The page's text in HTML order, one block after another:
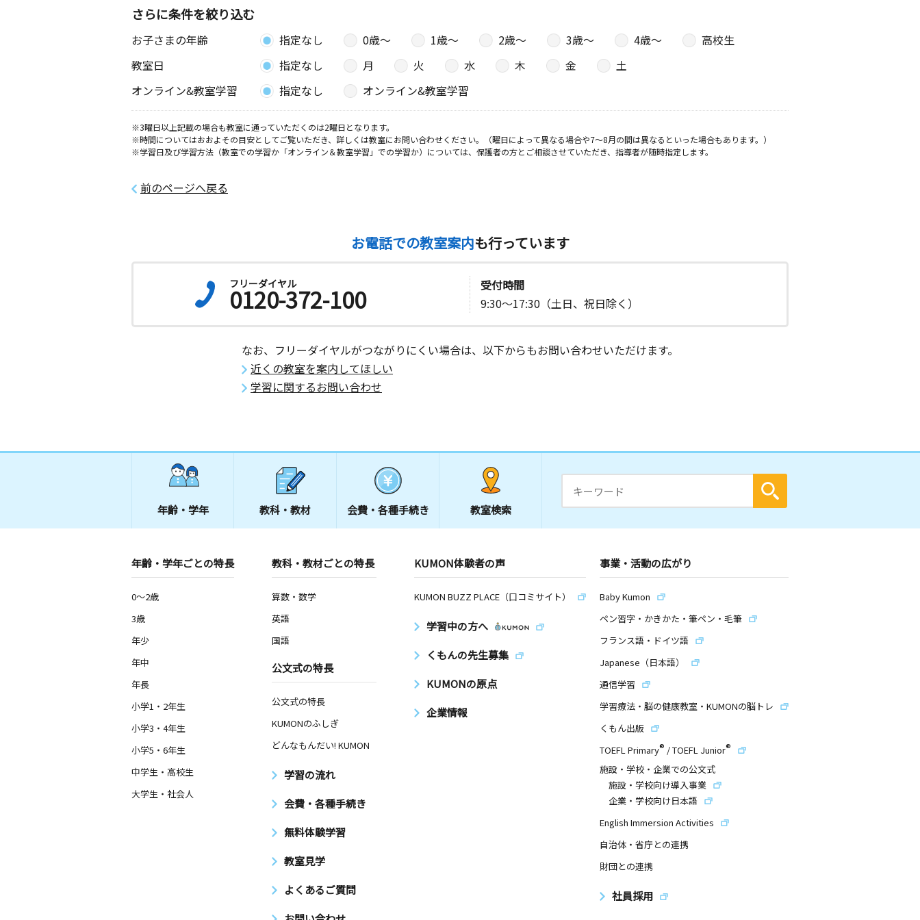
さらに条件を絞り込む
お子さまの年齢 指定なし 0歳〜 1歳〜 2歳〜 3歳〜 4歳〜
高校生
教室日
指定なし 月 火 水 木 金
土
オンライン&教室学習
指定なし オンライン&教室学習
※3曜日以上記載の場合も教室に通っていただくのは2曜日となります。
※時間についてはおおよその目安としてご覧いただき、詳しくは教室にお問い合わせください。（曜日によって異なる場合や7～8月の間は異なるといった場合もあります。）
※学習日及び学習方法（教室での学習か「オンライン＆教室学習」での学習か）については、保護者の方とご相談させていただき、指導者が随時指定します。
前のページへ戻る
お電話での教室案内も行っています
フリーダイヤル
0120-372-100
受付時間
9:30～17:30（土日、祝日除く）
なお、フリーダイヤルがつながりにくい場合は、以下からもお問い合わせいただけます。
近くの教室を案内してほしい
学習に関するお問い合わせ
年齢・学年 教科・教材 会費・ 各種手続き 教室検索
年齢・学年ごとの特長
0～2歳
3歳
年少
年中
年長
小学1・2年生
小学3・4年生
小学5・6年生
中学生・高校生
大学生・社会人
教科・教材ごとの特長
算数・数学
英語
国語
公文式の特長
公文式の特長
KUMONのふしぎ
どんなもんだい! KUMON
学習の流れ
会費・各種手続き
無料体験学習
教室見学
よくあるご質問
KUMON体験者の声
KUMON BUZZ PLACE（口コミサイト）
学習中の方へ
くもんの先生募集
KUMONの原点
企業情報
事業・活動の広がり
Baby Kumon
ペン習字・かきかた・筆ペン・毛筆
フランス語・ドイツ語
Japanese（日本語）
通信学習
学習療法・脳の健康教室・KUMONの脳トレ
くもん出版
TOEFL Primary® /TOEFL Junior®
施設・学校・企業での公文式
施設・学校向け導入事業
企業・学校向け日本語
English Immersion Activities
自治体・省庁との連携
財団との連携
社員採用